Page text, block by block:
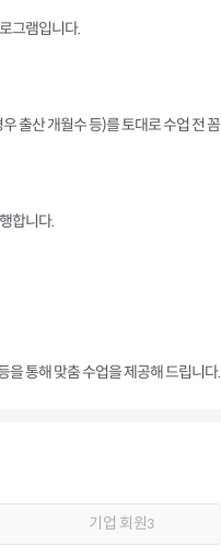
그램입니다.
출산 개월수 등)를 토대로 수업 전 꼼
합니다.
을 통해 맞춤 수업을 제공해 드립니다.
기업 회원3